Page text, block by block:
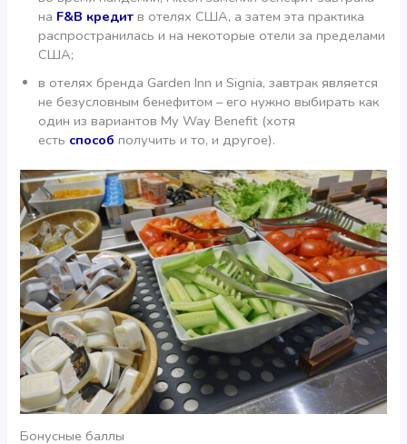
на F&B кредит в отелях США, а затем эта практика
распространилась и на некоторые отели за пределами
США;
в отелях бренда Garden Inn и Signia, завтрак является
не безусловным бенефитом – его нужно выбирать как
один из вариантов My Way Benefit (хотя
есть способ получить и то, и другое).
Бонусные баллы